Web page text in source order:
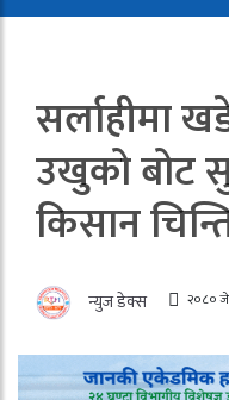
सर्लाहीमा
उखुको बोट
किसान
न्युज डेक्स २०८०